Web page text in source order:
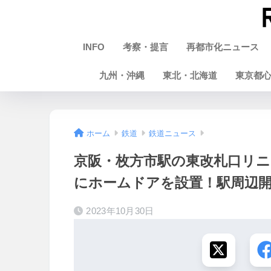
INFO 考察・提言 再都市化ニュース
九州・沖縄 東北・北海道 東京都心
ホーム 鉄道 鉄道ニュース
京阪・枚方市駅の東改札口リ
にホームドアを設置！駅周辺
2023年10月30日